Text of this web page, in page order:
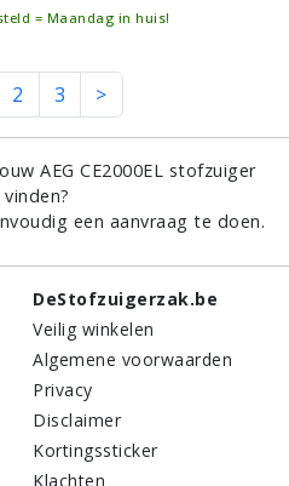
= Maandag in huis!
2 3 >
AEG CE2000EL stofzuiger
een aanvraag te doen.
DeStofzuigerzak.be
Veilig winkelen
Algemene voorwaarden
Privacy
Disclaimer
Kortingssticker
Klachten